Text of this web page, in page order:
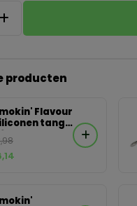
producten
Flavour
tang
cm